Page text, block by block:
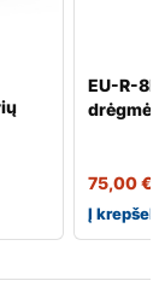
EU-R-8B
75,00€
Į krepšelį